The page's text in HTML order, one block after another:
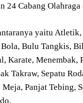
24 Cabang Olahraga
yaitu Atletik,
Bulu Tangkis,
Karate, Menembak,
Takraw, Sepatu
Panjat Tebing,